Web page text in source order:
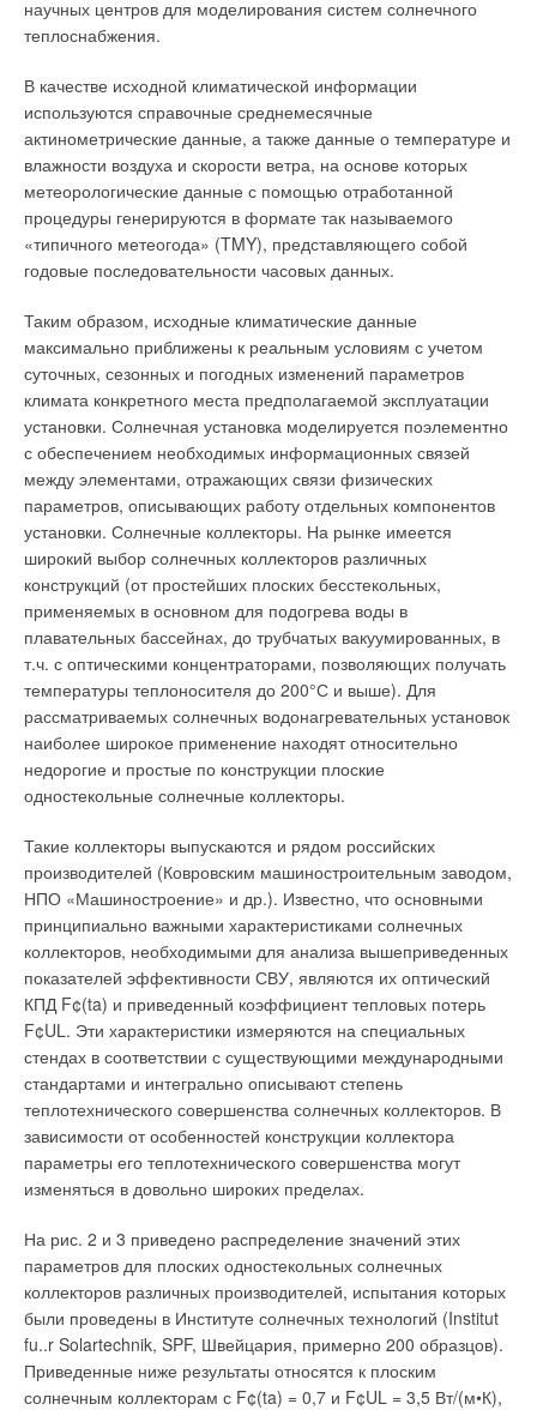
научных центров для моделирования систем солнечного
теплоснабжения.
В качестве исходной климатической информации
используются справочные среднемесячные
актинометрические данные, а также данные о температуре и
влажности воздуха и скорости ветра, на основе которых
метеорологические данные с помощью отработанной
процедуры генерируются в формате так называемого
«типичного метеогода» (TMY), представляющего собой
годовые последовательности часовых данных.
Таким образом, исходные климатические данные
максимально приближены к реальным условиям с учетом
суточных, сезонных и погодных изменений параметров
климата конкретного места предполагаемой эксплуатации
установки. Солнечная установка моделируется поэлементно
с обеспечением необходимых информационных связей
между элементами, отражающих связи физических
параметров, описывающих работу отдельных компонентов
установки. Солнечные коллекторы. На рынке имеется
широкий выбор солнечных коллекторов различных
конструкций (от простейших плоских бесстекольных,
применяемых в основном для подогрева воды в
плавательных бассейнах, до трубчатых вакуумированных, в
т.ч. с оптическими концентраторами, позволяющих получать
температуры теплоносителя до 200°С и выше). Для
рассматриваемых солнечных водонагревательных установок
наиболее широкое применение находят относительно
недорогие и простые по конструкции плоские
одностекольные солнечные коллекторы.
Такие коллекторы выпускаются и рядом российских
производителей (Ковровским машиностроительным заводом,
НПО «Машиностроение» и др.). Известно, что основными
принципиально важными характеристиками солнечных
коллекторов, необходимыми для анализа вышеприведенных
показателей эффективности СВУ, являются их оптический
КПД F¢(ta) и приведенный коэффициент тепловых потерь
F¢UL. Эти характеристики измеряются на специальных
стендах в соответствии с существующими международными
стандартами и интегрально описывают степень
теплотехнического совершенства солнечных коллекторов. В
зависимости от особенностей конструкции коллектора
параметры его теплотехнического совершенства могут
изменяться в довольно широких пределах.
На рис. 2 и 3 приведено распределение значений этих
параметров для плоских одностекольных солнечных
коллекторов различных производителей, испытания которых
были проведены в Институте солнечных технологий (Institut
fu..r Solartechnik, SPF, Швейцария, примерно 200 образцов).
Приведенные ниже результаты относятся к плоским
солнечным коллекторам с F¢(ta) = 0,7 и F¢UL = 3,5 Вт/(м•К),
к нормам, обусловленным соответствующими ГОСТ.
коммунальными предприятиями, по аналогии назовем
приведение состава жидких стоков в соответствие с нормами
ПДК (предельно допустимых концентраций). Как уже
отмечалось выше, в связи с ростом знаний и ухудшением
экологической ситуации как следствием жизнедеятельности
человека нормы на потребляемую воду все время
пересматриваются. Чтобы им соответствовать,
совершенствуются технологии очистки воды, оборудование.
нескольким типам воды: очищенная вода, вода для
инъекций, стерилизованная вода, стерильная вода для
инъекций, стерильная бактериостатическая вода для
инъекций, стерильная вода для ингаляций и стерильная
вода для орошения. USP устанавливает нормы методов
стерилизации и расфасовки для отдельных видов
используемой воды. Поскольку в принципе физическая и
физико-химическая сущность методов очистки в своей
основе остается неизменной, но совершенствуются только
технические приемы, технические и схемные решения, в
настоящей статье мы приведем их «с опережением»: если
даже какие-то методы очистки в России широко не
используются сегодня, то жизнь заставит использовать их
завтра.
2. ТЕОРЕТИЧЕСКИЕ ОСНОВЫ МЕТОДОВ
ВОДОПОДГОТОВКИ И ОЧИСТКИ
Наука исследует свойства вещества, изменение его свойств
в процессе химических превращений. Техника на основе
известных свойств веществ разрабатывает приемы работы с
ними. Прежде чем приступить к изложению применяемых
методов водоподготовки и очистки воды, напомним
определения физических, физико-химических и
биологических явлений, используемых при водоподготовке
или очистке воды: фазовые переходы первого и второго
рода; коагуляция; гравитация; фильтрование; осмос;
адсорбция физическая и химическая; реакции окисления;
фотохимические реакции; термическая денатурация белка.
Фазовые переходы
Известны четыре агрегатных состояния вещества: твердое,
жидкое, газообразное и плазма — резко отличные по своим
свойствам и характеристикам. Однородный в физическом и
химическом отношении конечный объем условимся называть
фазой. Или, пользуясь определением Гиббса, назовем
фазой однородную часть неоднородной системы. Переход
из одного фазового состояния в другое называют фазовым
переходом. Различают четыре агрегатных состояния
вещества, но фазовые переходы могут быть n-го порядка
(рода). Классификацию их ввел Пауль Эренфест [3].